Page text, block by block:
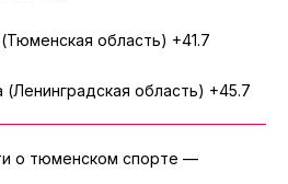
область) +41.7
(Ленинградская область) +45.7
о тюменском спорте —